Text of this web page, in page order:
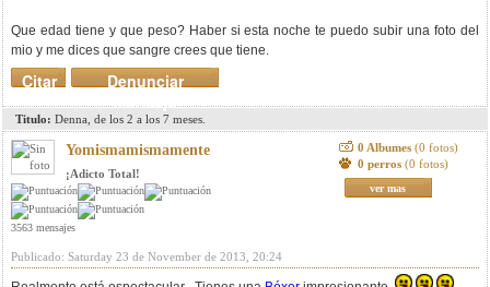
Que edad tiene y que peso? Haber si esta noche te puedo subir una foto del
mio y me dices que sangre crees que tiene.
Denunciar
mensaje
Citar
Titulo: Denna, de los 2 a los 7 meses.
Yomismamismamente
¡Adicto Total!
3563 mensajes
0 Albumes (0 fotos)
0 perros (0 fotos)
ver mas
Publicado: Saturday 23 de November de 2013, 20:24